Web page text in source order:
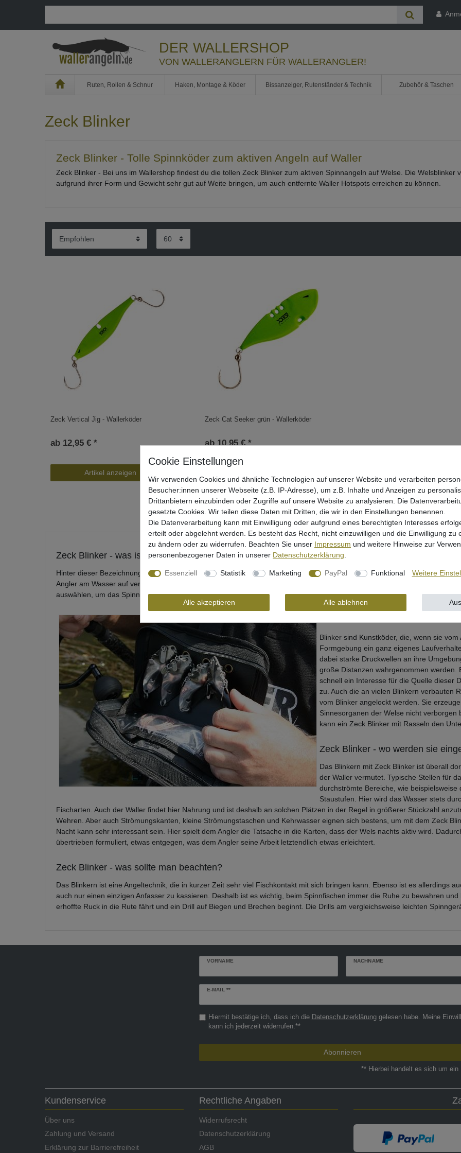
DER WALLERSHOP
VON WALLERANGLERN FÜR WALLERANGLER!
Home Ruten, Rollen & Schnur Haken, Montage & Köder Bissanzeiger, Rutenständer & Technik Zubehör & Taschen
Zeck Blinker
Zeck Blinker - Tolle Spinnköder zum aktiven Angeln auf Waller
Zeck Blinker - Bei uns im Wallershop findest du die tollen Zeck Blinker zum aktiven Spinnangeln auf Welse. Die Welsblinker
aufgrund ihrer Form und Gewicht sehr gut auf Weite bringen, um auch entfernte Waller Hotspots erreichen zu können.
Zeck Vertical Jig - Wallerköder
ab 12,95 € *
Artikel anzeigen
Zeck Cat Seeker grün - Wallerköder
ab 10,95 € *
Zeck Blinker - was ist das?
Hinter dieser Bezeichnung verbergen sich Köder, die für das Angeln mit der Spinnrute ausgelegt sind. Die Zeck Blinker
Angler am Wasser auf verschiedene Situationen einstellen kann. Je nach Strömung, benötigter Wurfweite und
auswählen, um das Spinnfischen auf Waller so effektiv wie möglich zu halten.
Blinker sind Kunstköder, die, wenn sie
Formgebung ein ganz eigenes
dabei starke Druckwellen an ihre
große Distanzen wahrgenommen werden.
schnell ein Interesse für die Quelle dieser
zu. Auch die an vielen Blinkern verbauten
vom Blinker angelockt werden. Sie
Sinnesorganen der Welse nicht
kann ein Zeck Blinker mit Rasseln den
Zeck Blinker - wo werden sie
Das Blinkern mit Zeck Blinker ist überall
der Waller vermutet. Typische Stellen für
durchströmte Bereiche, wie
Staustufen. Hier wird das Wasser stets
Fischarten. Auch der Waller findet hier Nahrung und ist deshalb an solchen Plätzen in der Regel in größerer Stückzahl
Wehren. Aber auch Strömungskanten, kleine Strömungstaschen und Kehrwasser eignen sich bestens, um mit dem Zeck
Nacht kann sehr interessant sein. Hier spielt dem Angler die Tatsache in die Karten, dass der Wels nachts aktiv wird.
übertrieben formuliert, etwas entgegen, was dem Angler seine Arbeit letztendlich etwas erleichtert.
Zeck Blinker - was sollte man beachten?
Das Blinkern ist eine Angeltechnik, die in kurzer Zeit sehr viel Fischkontakt mit sich bringen kann. Ebenso ist es allerdings
auch nur einen einzigen Anfasser zu kassieren. Deshalb ist es wichtig, beim Spinnfischen immer die Ruhe zu bewahren
erhoffte Ruck in die Rute fährt und ein Drill auf Biegen und Brechen beginnt. Die Drills am vergleichsweise leichten
VORNAME NACHNAME
E-MAIL **
Newsletter
Hiermit bestätige ich, dass ich die Daten­schutz­erklärunggelesen habe. Meine
kann ich jederzeit widerrufen.**
Abonnieren
** Hierbei handelt es sich um ein
Kundenservice
Über uns
Zahlung und Versand
Erklärung zur Barrierefreiheit
Rechtliche Angaben
Widerrufsrecht
Datenschutzerklärung
AGB
Wir verwenden Cookies und ähnliche Technologien auf unserer Website und verarbeiten
Besucher:innen unserer Webseite (z.B. IP-Adresse), um z.B. Inhalte und Anzeigen zu
Drittanbietern einzubinden oder Zugriffe auf unsere Website zu analysieren. Die
gesetzte Cookies. Wir teilen diese Daten mit Dritten, die wir in den Einstellungen benennen.
Die Datenverarbeitung kann mit Einwilligung oder aufgrund eines berechtigten Interesses
erteilt oder abgelehnt werden. Es besteht das Recht, nicht einzuwilligen und die Einwilligung zu
zu ändern oder zu widerrufen. Beachten Sie unser Impressum und weitere Hinweise zur
personenbezogener Daten in unserer Daten­schutz­erklärung.
Essenziell Statistik Marketing PayPal Funktional Weitere
Alle akzeptieren Alle ablehnen